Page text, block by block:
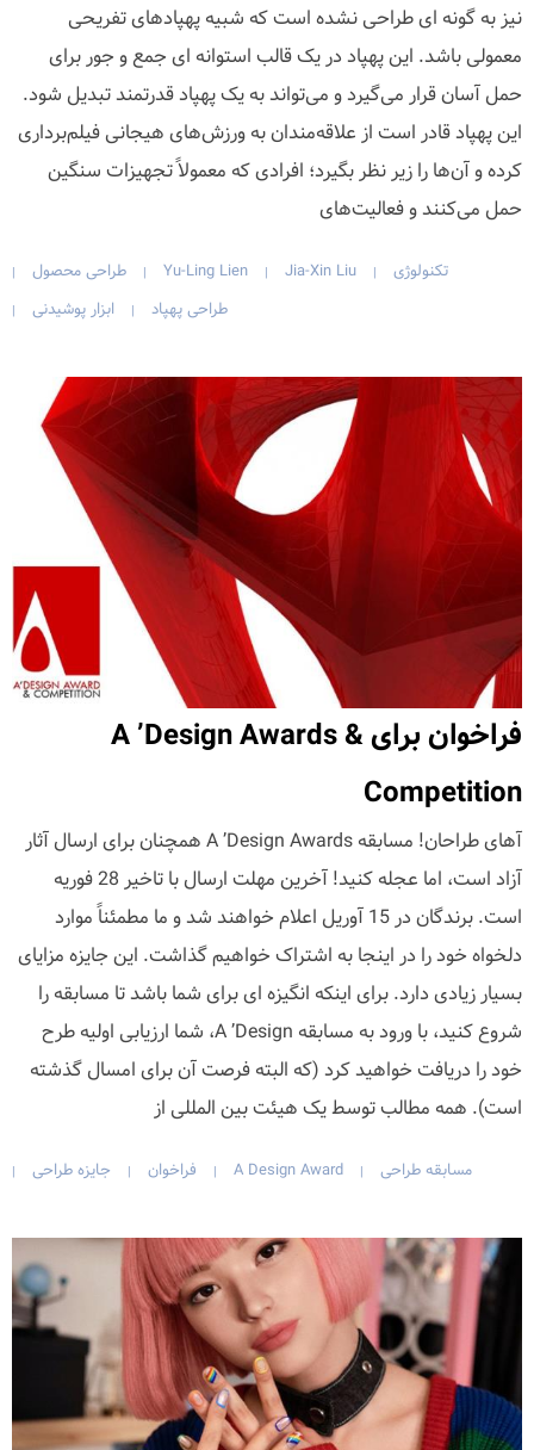
نیز به گونه ای طراحی نشده است که شبیه پهپادهای تفریحی
معمولی باشد. این پهپاد در یک قالب استوانه ای جمع و جور برای
حمل آسان قرار می‌گیرد و می‌تواند به یک پهپاد قدرتمند تبدیل شود.
این پهپاد قادر است از علاقه‌مندان به ورزش‌های هیجانی فیلم‌برداری
کرده و آن‌ها را زیر نظر بگیرد؛ افرادی که معمولاً تجهیزات سنگین
حمل می‌کنند و فعالیت‌های
تکنولوژی |
Jia-Xin Liu
|
Yu-Ling Lien
| طراحی محصول |
طراحی پهپاد | ابزار پوشیدنی |
فراخوان برای A ’Design Awards &
Competition
آهای طراحان! مسابقه A ’Design Awards همچنان برای ارسال آثار
آزاد است، اما عجله کنید! آخرین مهلت ارسال با تاخیر 28 فوریه
است. برندگان در 15 آوریل اعلام خواهند شد و ما مطمئناً موارد
دلخواه خود را در اینجا به اشتراک خواهیم گذاشت. این جایزه مزایای
بسیار زیادی دارد. برای اینکه انگیزه ای برای شما باشد تا مسابقه را
شروع کنید، با ورود به مسابقه A ’Design، شما ارزیابی اولیه طرح
خود را دریافت خواهید کرد (که البته فرصت آن برای امسال گذشته
است). همه مطالب توسط یک هیئت بین المللی از
مسابقه طراحی |
A Design Award
| فراخوان | جایزه طراحی |